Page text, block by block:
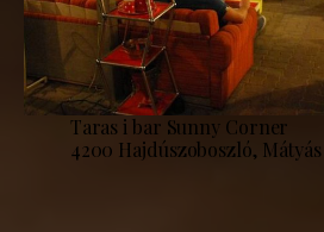
Taras i bar Sunny Corner
4200 Hajdúszoboszló,